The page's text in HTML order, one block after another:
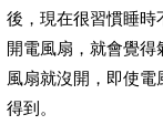
後，現在很習慣睡時
開電風扇，就會覺
風扇就沒開，即使
得到。